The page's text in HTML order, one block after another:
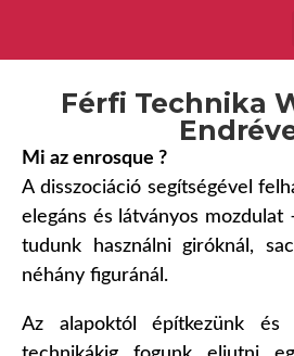
Férfi Technika
Mi az enrosque ?
A disszociáció segítségével
elegáns és látványos mozdulat
tudunk használni giróknál,
néhány figuránál.
Az alapoktól építkezünk és